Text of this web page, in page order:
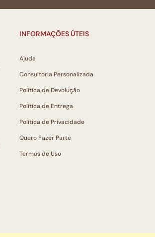
INFORMAÇÕES ÚTEIS
Ajuda
Consultoria Personalizada
Política de Devolução
Política de Entrega
Política de Privacidade
Quero Fazer Parte
Termos de Uso